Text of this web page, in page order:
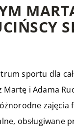
sportu dla
i Adama
zajęcia
obsługiwane